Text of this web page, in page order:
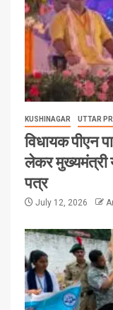
KUSHINAGAR UTTAR
विधायक पीएन
लेकर मुख्यमंत्री
पत्र
July 12, 2026